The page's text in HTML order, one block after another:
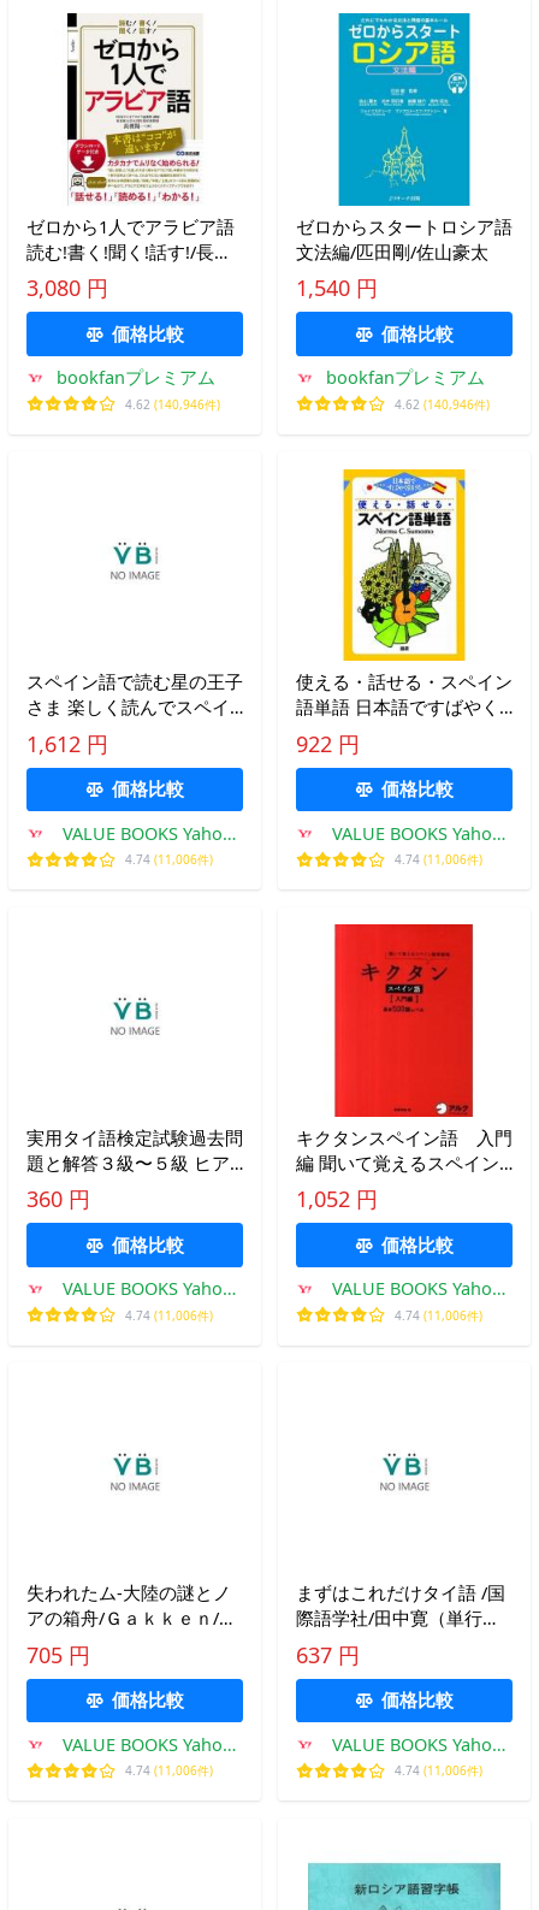
ゼロから1人でアラビア語
読む!書く!聞く!話す!/長渡
陽一
3,080 円
価格比較
bookfanプレミアム
4.62 (140,946件)
ゼロからスタートロシア語
文法編/匹田剛/佐山豪太
1,540 円
価格比較
bookfanプレミアム
4.62 (140,946件)
スペイン語で読む星の王子
さま 楽しく読んでスペイ
ン語力アップ ＭＰ３音声
付き /ＩＢＣパブリッシン
グ/アントア-ヌ・ド・サ
ン・テグジュペリ（単行本
（ 中古
1,612 円
価格比較
VALUE BOOKS Yahoo!
店
4.74 (11,006件)
使える・話せる・スペイン
語単語 日本語ですばやく
引ける/語研/ノルマ・Ｃ．
スモモ（単行本） 中古
922 円
価格比較
VALUE BOOKS Yahoo!
店
4.74 (11,006件)
実用タイ語検定試験過去問
題と解答３級〜５級 ヒア
リング試験のＣＤ付き ２
００４年秋季２００５年春
季/ＴＬＳ出版社/日本タイ
語検定協会（単行本） 中
古
360 円
価格比較
VALUE BOOKS Yahoo!
店
4.74 (11,006件)
キクタンスペイン語 入門
編 聞いて覚えるスペイン
語単語帳/アルク（品川
区）/吉田理加（単行本）
1,052 円
価格比較
VALUE BOOKS Yahoo!
店
4.74 (11,006件)
失われたム-大陸の謎とノ
アの箱舟/Ｇａｋｋｅｎ/飛
鳥昭雄（新書） 中古
705 円
価格比較
VALUE BOOKS Yahoo!
店
4.74 (11,006件)
まずはこれだけタイ語 /国
際語学社/田中寛（単行
本） 中古
637 円
価格比較
VALUE BOOKS Yahoo!
店
4.74 (11,006件)